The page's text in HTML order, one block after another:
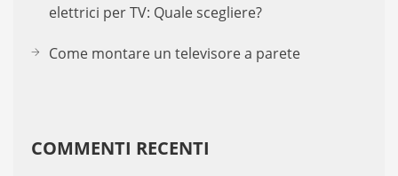
elettrici per TV: Quale scegliere?
Come montare un televisore a parete
COMMENTI RECENTI